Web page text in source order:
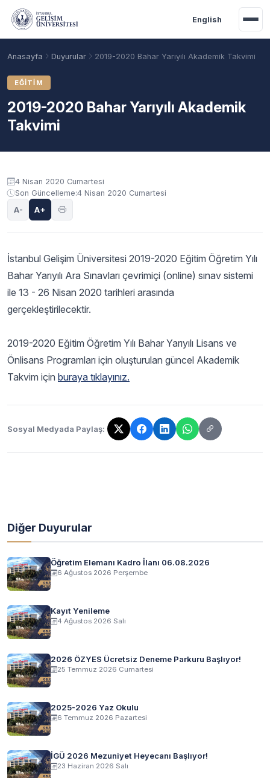
Ana içeriğe geç
English
Akademik Takvim
Anasayfa Duyurular 2019-2020 Bahar Yarıyılı Akademik Takvimi
EĞITIM
2019-2020 Bahar Yarıyılı Akademik
Takvimi
Duyuru içeriği
4 Nisan 2020 Cumartesi
Son Güncelleme:4 Nisan 2020 Cumartesi
A- A+
İstanbul Gelişim Üniversitesi 2019-2020 Eğitim Öğretim Yılı
Bahar Yarıyılı Ara Sınavları çevrimiçi (online) sınav sistemi
ile 13 - 26 Nisan 2020 tarihleri arasında
gerçekleştirilecektir.
2019-2020 Eğitim Öğretim Yılı Bahar Yarıyılı Lisans ve
Önlisans Programları için oluşturulan güncel Akademik
Takvim için buraya tıklayınız.
Sosyal Medyada Paylaş:
Bağlantı kopyalandı!
Diğer Duyurular
Öğretim Elemanı Kadro İlanı 06.08.2026
6 Ağustos 2026 Perşembe
Kayıt Yenileme
4 Ağustos 2026 Salı
2026 ÖZYES Ücretsiz Deneme Parkuru Başlıyor!
25 Temmuz 2026 Cumartesi
2025-2026 Yaz Okulu
6 Temmuz 2026 Pazartesi
İGÜ 2026 Mezuniyet Heyecanı Başlıyor!
23 Haziran 2026 Salı